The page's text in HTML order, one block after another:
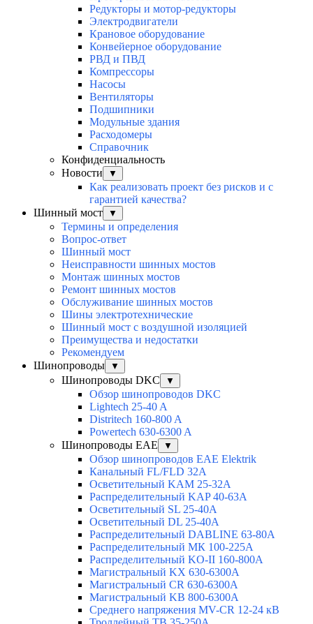
Редукторы и мотор-редукторы
Электродвигатели
Крановое оборудование
Конвейерное оборудование
РВД и ПВД
Компрессоры
Насосы
Вентиляторы
Подшипники
Модульные здания
Расходомеры
Справочник
Конфиденциальность
Новости
▼
Как реализовать проект без рисков и с
гарантией качества?
Шинный мост
▼
Термины и определения
Вопрос-ответ
Шинный мост
Неисправности шинных мостов
Монтаж шинных мостов
Ремонт шинных мостов
Обслуживание шинных мостов
Шины электротехнические
Шинный мост с воздушной изоляцией
Преимущества и недостатки
Рекомендуем
Шинопроводы
▼
Шинопроводы DKC ▼
Обзор шинопроводов DKC
Lightech 25-40 A
Distritech 160-800 A
Powertech 630-6300 A
Шинопроводы EAE
▼
Обзор шинопроводов EAE Elektrik
Канальный FL/FLD 32A
Осветительный KAM 25-32А
Распределительный KAP 40-63A
Осветительный SL 25-40А
Осветительный DL 25-40А
Распределительный DABLINE 63-80A
Распределительный МК 100-225А
Распределительный KO-II 160-800А
Магистральный KX 630-6300А
Магистральный CR 630-6300А
Магистральный KB 800-6300А
Среднего напряжения MV-CR 12-24 кВ